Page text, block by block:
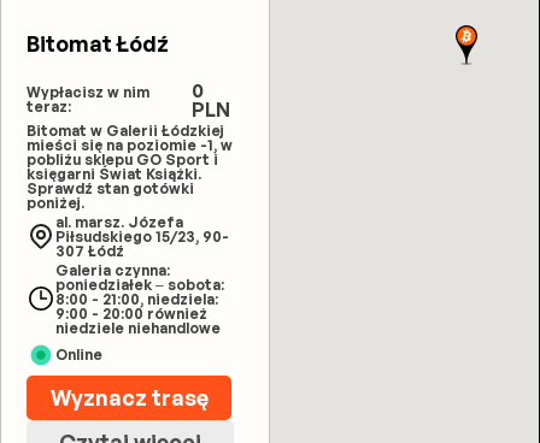
Bitomat Łódź
Wypłacisz w nim
teraz:
0
PLN
Bitomat w Galerii Łódzkiej
mieści się na poziomie -1, w
pobliżu sklepu GO Sport i
księgarni Świat Książki.
Sprawdź stan gotówki
poniżej.
al. marsz. Józefa
Piłsudskiego 15/23, 90-
307 Łódź
Galeria czynna:
poniedziałek – sobota:
8:00 - 21:00, niedziela:
9:00 - 20:00 również
niedziele niehandlowe
Online
Wyznacz trasę